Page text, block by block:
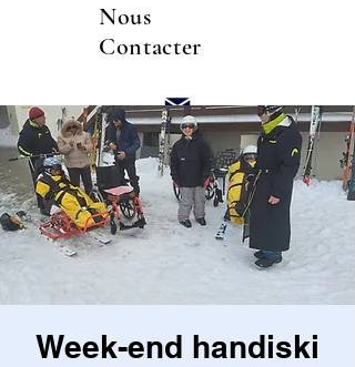
Nous
Contacter
Week-end handiski